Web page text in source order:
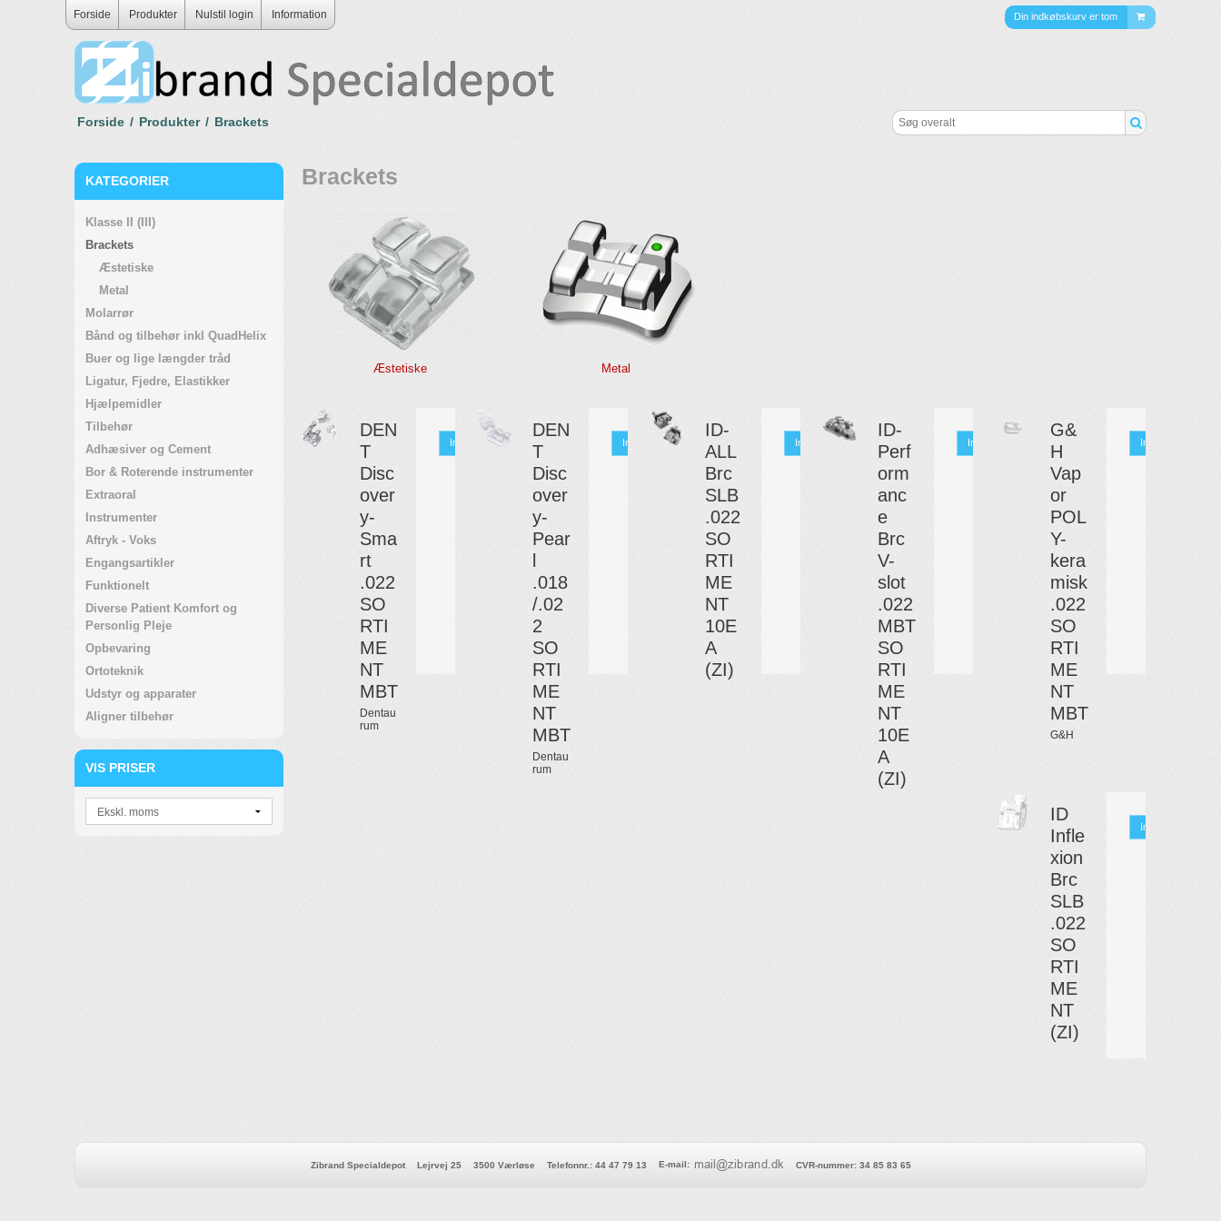
Forside Produkter Nulstil login Information Din indkøbskurv er tom
Forside / Produkter / Brackets
KATEGORIER
Klasse II (III)
Brackets
Æstetiske
Metal
Molarrør
Bånd og tilbehør inkl QuadHelix
Buer og lige længder tråd
Ligatur, Fjedre, Elastikker
Hjælpemidler
Tilbehør
Adhæsiver og Cement
Bor & Roterende instrumenter
Extraoral
Instrumenter
Aftryk - Voks
Engangsartikler
Funktionelt
Diverse Patient Komfort og
Personlig Pleje
Opbevaring
Ortoteknik
Udstyr og apparater
Aligner tilbehør
VIS PRISER
Brackets
Æstetiske Metal
DEN
T
Disc
over
y-
Sma
rt
.022
SO
RTI
ME
NT
MBT
Dentau
rum
Info
DEN
T
Disc
over
y-
Pear
.018
/.02
2
SO
RTI
ME
NT
MBT
Dentau
rum
Info
ID-
ALL
Brc
SLB
.022
SO
RTI
ME
NT
10E
A
(ZI)
Info
ID-
Perf
orm
anc
e
Brc
V-
slot
.022
MBT
SO
RTI
ME
NT
10E
A
(ZI)
Info
G&
H
Vap
or
POL
Y-
kera
misk
.022
SO
RTI
ME
NT
MBT
G&H
Info
ID
Infle
xion
Brc
SLB
.022
SO
RTI
ME
NT
(ZI)
Info
Zibrand Specialdepot Lejrvej 25 3500 Værløse Telefonnr.:44 47 79 13 E-mail: CVR-nummer:34 85 83 65